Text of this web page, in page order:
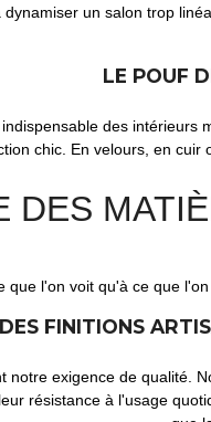
un salon trop
LE POUF
des
chic. En velours, en
DES
l'on voit qu'à ce que
DES FINITIONS
notre exigence de qualité.
résistance à l'usage